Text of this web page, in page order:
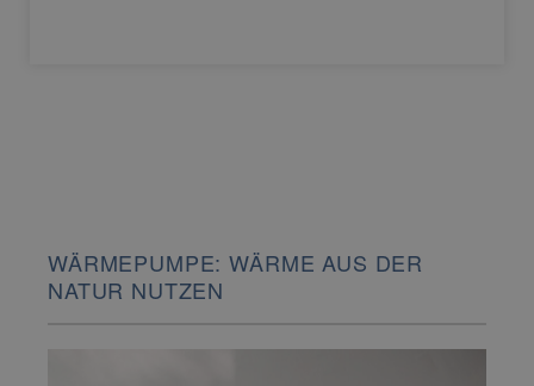
WÄRMEPUMPE: WÄRME AUS DER
NATUR NUTZEN